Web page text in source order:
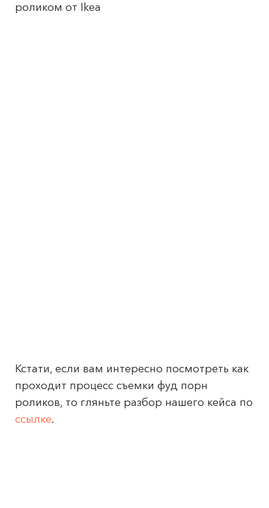
роликом от Ikea
Кстати, если вам интересно посмотреть как
проходит процесс съемки фуд порн
роликов, то гляньте разбор нашего кейса по
ссылке.